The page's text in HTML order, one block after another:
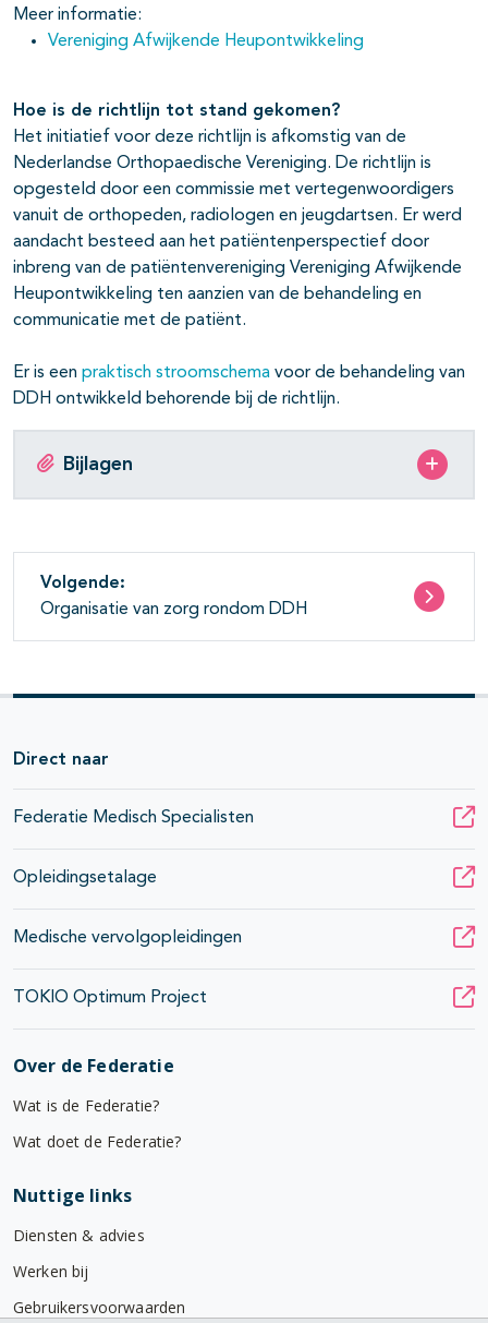
Meer informatie:
Vereniging Afwijkende Heupontwikkeling
Hoe is de richtlijn tot stand gekomen?
Het initiatief voor deze richtlijn is afkomstig van de
Nederlandse Orthopaedische Vereniging. De richtlijn is
opgesteld door een commissie met vertegenwoordigers
vanuit de orthopeden, radiologen en jeugdartsen. Er werd
aandacht besteed aan het patiëntenperspectief door
inbreng van de patiëntenvereniging Vereniging Afwijkende
Heupontwikkeling ten aanzien van de behandeling en
communicatie met de patiënt.
Er is een praktisch stroomschema voor de behandeling van
DDH ontwikkeld behorende bij de richtlijn.
Bijlagen
Volgende:
Organisatie van zorg rondom DDH
Direct naar
Federatie Medisch Specialisten
Opleidingsetalage
Medische vervolgopleidingen
TOKIO Optimum Project
Over de Federatie
Wat is de Federatie?
Wat doet de Federatie?
Nuttige links
Diensten & advies
Werken bij
Gebruikersvoorwaarden